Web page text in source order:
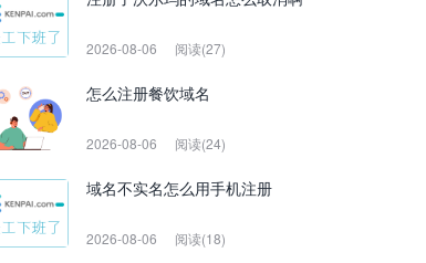
2026-08-06 阅读(27)
怎么注册餐饮域名
2026-08-06 阅读(24)
域名不实名怎么用手机注册
2026-08-06 阅读(18)